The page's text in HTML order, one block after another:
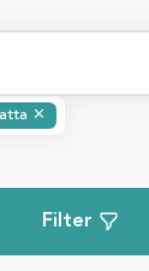
✕
Filter